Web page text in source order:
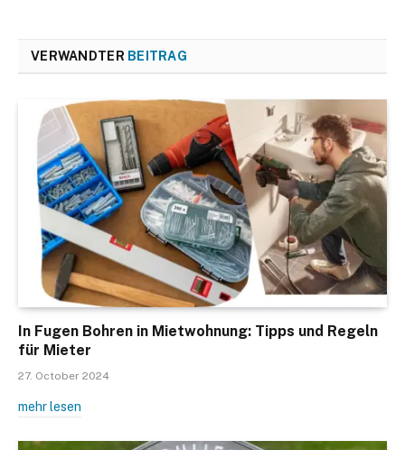
VERWANDTER BEITRAG
In Fugen Bohren in Mietwohnung: Tipps und Regeln
für Mieter
27. October 2024
mehr lesen